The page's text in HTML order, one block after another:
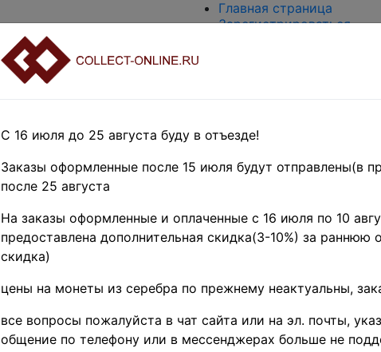
Главная страница
Зарегистрироваться
Оценка и покупка
Поиск по магазину
Главная»
Нумизматика»
Боны и
боны» Азия»
Поиск в категории -
С 16 июля до 25 августа буду в отъезде!
Заказы оформленные после 15 июля будут отправлены(в
после 25 августа
На заказы оформленные и оплаченные с 16 июля по 10
предоставлена дополнительная скидка(3-10%) за раннюю
скидка)
цены на монеты из серебра по прежнему неактуальны,
все вопросы пожалуйста в чат сайта или на эл. почты,
общение по телефону или в мессенджерах больше не